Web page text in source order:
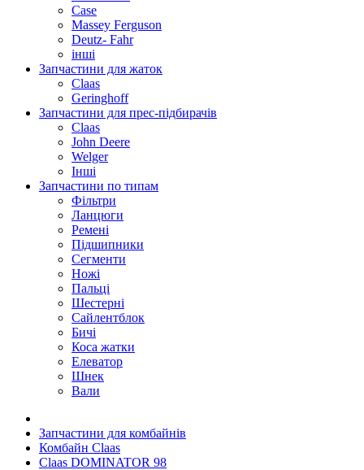
Case
Massey Ferguson
Deutz- Fahr
інші
Запчастини для жаток
Claas
Geringhoff
Запчастини для прес-підбирачів
Claas
John Deere
Welger
Інші
Запчастини по типам
Фільтри
Ланцюги
Ремені
Підшипники
Сегменти
Ножі
Пальці
Шестерні
Сайлентблок
Бичі
Коса жатки
Елеватор
Шнек
Вали
Запчастини для комбайнів
Комбайн Claas
Claas DOMINATOR 98